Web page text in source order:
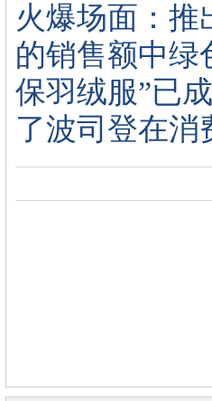
火爆场面：推
的销售额中绿
保羽绒服”已
了波司登在消